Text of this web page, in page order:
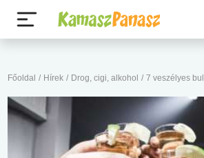
Főoldal / Hírek / Drog, cigi, alkohol / 7 veszélyes